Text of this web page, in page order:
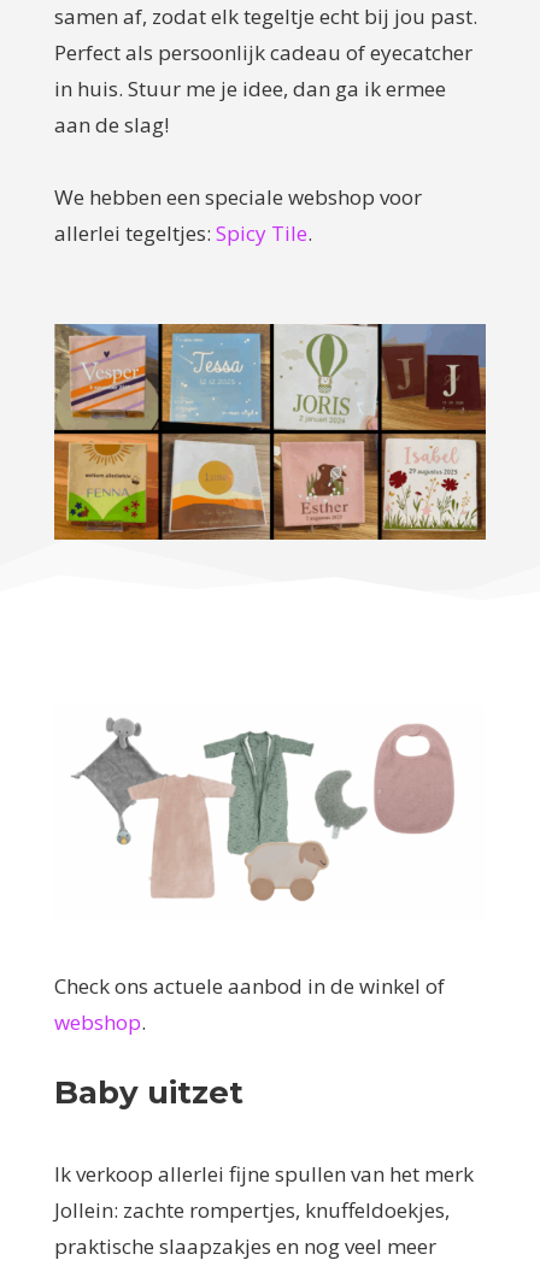
samen af, zodat elk tegeltje echt bij jou past.
Perfect als persoonlijk cadeau of eyecatcher
in huis. Stuur me je idee, dan ga ik ermee
aan de slag!
We hebben een speciale webshop voor
allerlei tegeltjes: Spicy Tile.
Check ons actuele aanbod in de winkel of
webshop.
Baby uitzet
Ik verkoop allerlei fijne spullen van het merk
Jollein: zachte rompertjes, knuffeldoekjes,
praktische slaapzakjes en nog veel meer